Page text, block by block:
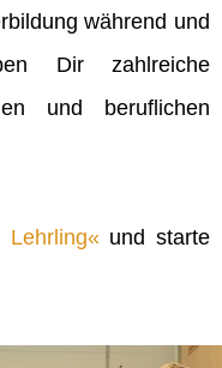
während und
Dir zahlreiche
und beruflichen
und starte